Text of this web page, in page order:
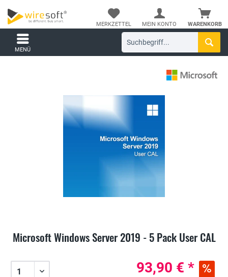
WARENKORB
MERKZETTEL MEIN KONTO
MENÜ
Microsoft Windows Server 2019 - 5 Pack User CAL
93,90 € *